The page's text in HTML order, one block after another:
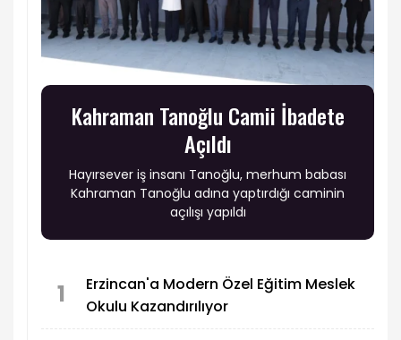
Kahraman Tanoğlu Camii İbadete
Açıldı
Hayırsever iş insanı Tanoğlu, merhum babası
Kahraman Tanoğlu adına yaptırdığı caminin
açılışı yapıldı
1
Erzincan'a Modern Özel Eğitim Meslek
Okulu Kazandırılıyor